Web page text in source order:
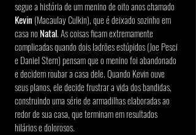
segue a história de um menino de oito anos chamado
Kevin (Macaulay Culkin), que é deixado sozinho em
casa no Natal. As coisas ficam extremamente
complicadas quando dois ladrões estúpidos (Joe Pesci
e Daniel Stern) pensam que o menino foi abandonado
e decidem roubar a casa dele. Quando Kevin ouve
seus planos, ele decide frustrar a vida dos bandidas,
construindo uma série de armadilhas elaboradas ao
redor de sua casa, que terminam em resultados
hilários e dolorosos.